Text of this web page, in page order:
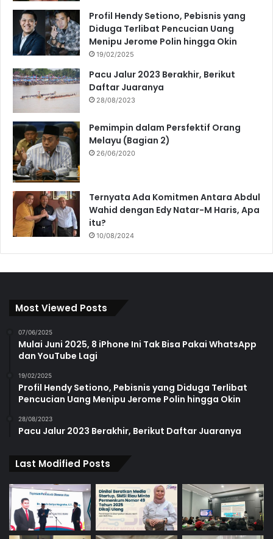
Profil Hendy Setiono, Pebisnis yang
Diduga Terlibat Pencucian Uang
Menipu Jerome Polin hingga Okin
19/02/2025
Pacu Jalur 2023 Berakhir, Berikut
Daftar Juaranya
28/08/2023
Pemimpin dalam Persfektif Orang
Melayu (Bagian 2)
26/06/2020
Ternyata Ada Komitmen Antara Abdul
Wahid dengan Edy Natar-M Haris, Apa
itu?
10/08/2024
Most Viewed Posts
07/06/2025
Mulai Juni 2025, 8 iPhone Ini Tak Bisa Pakai WhatsApp
dan YouTube Lagi
19/02/2025
Profil Hendy Setiono, Pebisnis yang Diduga Terlibat
Pencucian Uang Menipu Jerome Polin hingga Okin
28/08/2023
Pacu Jalur 2023 Berakhir, Berikut Daftar Juaranya
Last Modified Posts